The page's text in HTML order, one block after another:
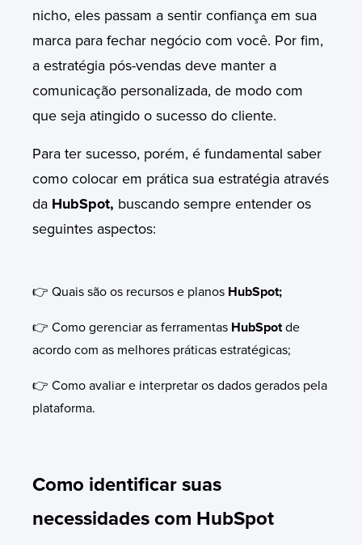
nicho, eles passam a sentir confiança em sua
marca para fechar negócio com você. Por fim,
a estratégia pós-vendas deve manter a
comunicação personalizada, de modo com
que seja atingido o sucesso do cliente.
Para ter sucesso, porém, é fundamental saber
como colocar em prática sua estratégia através
da HubSpot, buscando sempre entender os
seguintes aspectos:
👉 Quais são os recursos e planos HubSpot;
👉 Como gerenciar as ferramentas HubSpotde
acordo com as melhores práticas estratégicas;
👉 Como avaliar e interpretar os dados gerados pela
plataforma.
Como identificar suas
necessidades com HubSpot